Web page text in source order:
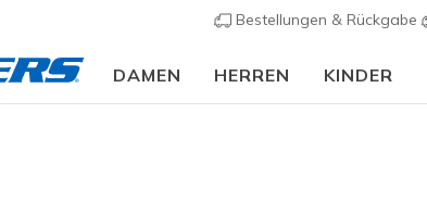
Bestellungen & Rückgabe
DAMEN HERREN KINDER